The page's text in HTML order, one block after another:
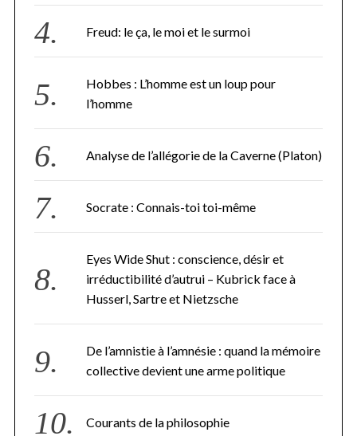
Freud: le ça, le moi et le surmoi
Hobbes : L’homme est un loup pour
l’homme
Analyse de l’allégorie de la Caverne (Platon)
Socrate : Connais-toi toi-même
Eyes Wide Shut : conscience, désir et
irréductibilité d’autrui – Kubrick face à
Husserl, Sartre et Nietzsche
De l’amnistie à l’amnésie : quand la mémoire
collective devient une arme politique
Courants de la philosophie
r